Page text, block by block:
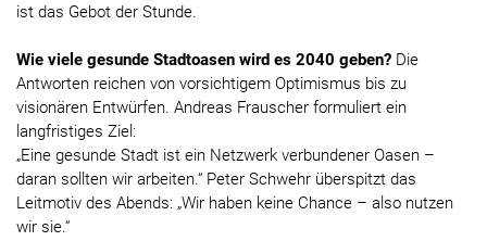
ist das Gebot der Stunde.
Wie viele gesunde Stadtoasen wird es 2040 geben? Die
Antworten reichen von vorsichtigem Optimismus bis zu
visionären Entwürfen. Andreas Frauscher formuliert ein
langfristiges Ziel:
„Eine gesunde Stadt ist ein Netzwerk verbundener Oasen –
daran sollten wir arbeiten.“ Peter Schwehr überspitzt das
Leitmotiv des Abends: „Wir haben keine Chance – also nutzen
wir sie.“